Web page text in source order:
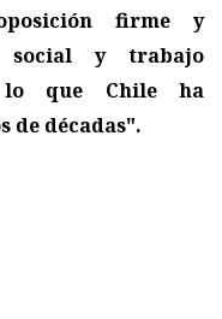
firme y
social y trabajo
lo que Chile ha
de décadas".